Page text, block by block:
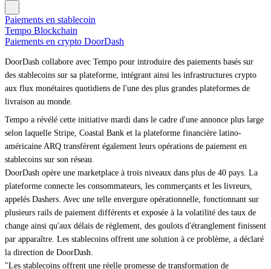
Paiements en stablecoin
Tempo Blockchain
Paiements en crypto DoorDash
DoorDash collabore avec Tempo pour introduire des paiements basés sur
des stablecoins sur sa plateforme, intégrant ainsi les infrastructures crypto
aux flux monétaires quotidiens de l'une des plus grandes plateformes de
livraison au monde.
Tempo a révélé cette initiative mardi dans le cadre d'une annonce plus large
selon laquelle Stripe, Coastal Bank et la plateforme financière latino-
américaine ARQ transfèrent également leurs opérations de paiement en
stablecoins sur son réseau.
DoorDash opère une marketplace à trois niveaux dans plus de 40 pays. La
plateforme connecte les consommateurs, les commerçants et les livreurs,
appelés Dashers. Avec une telle envergure opérationnelle, fonctionnant sur
plusieurs rails de paiement différents et exposée à la volatilité des taux de
change ainsi qu'aux délais de règlement, des goulots d'étranglement finissent
par apparaître. Les stablecoins offrent une solution à ce problème, a déclaré
la direction de DoorDash.
"Les stablecoins offrent une réelle promesse de transformation de